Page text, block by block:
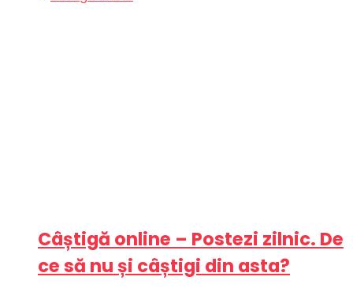
Câștigă online – Postezi zilnic. De
ce să nu și câștigi din asta?